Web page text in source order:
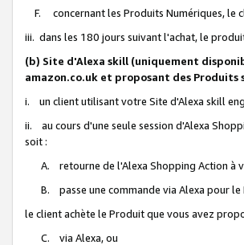
F. concernant les Produits Numériques, le
iii. dans les 180 jours suivant l'achat, le
(b) Site d'Alexa skill (uniquement
amazon.co.uk et proposant des Produits
i. un client utilisant votre Site d'Alexa skill
ii. au cours d'une seule session d'Alexa
soit :
A. retourne de l'Alexa Shopping Action à
B. passe une commande via Alexa pour
le client achète le Produit que vous avez
C. via Alexa, ou